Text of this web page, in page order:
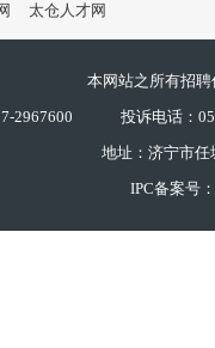
太仓人才网
本网站之所有招
2967600
投诉电话：
地址：济宁市任
IPC备案号